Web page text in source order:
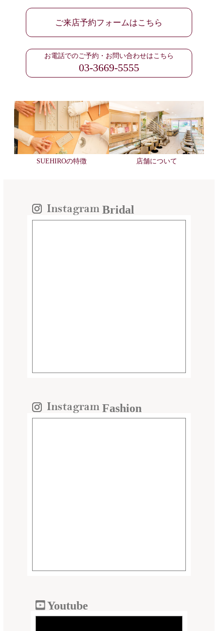
ご来店予約フォームはこちら
お電話でのご予約・お問い合わせはこちら
03-3669-5555
SUEHIROの特徴 店舗について
Bridal
Fashion
Youtube